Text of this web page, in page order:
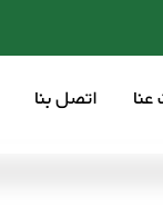
اتصل بنا